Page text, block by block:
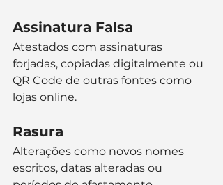
Assinatura Falsa
Atestados com assinaturas
forjadas, copiadas digitalmente ou
QR Code de outras fontes como
lojas online.
Rasura
Alterações como novos nomes
escritos, datas alteradas ou